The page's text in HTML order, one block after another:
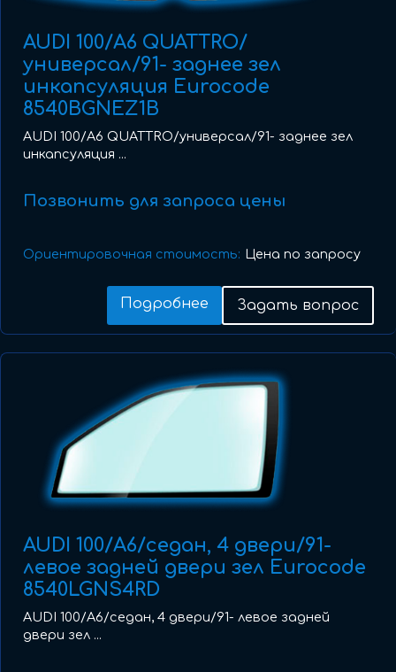
AUDI 100/A6 QUATTRO/
универсал/91- заднее зел
инкапсуляция Eurocode
8540BGNEZ1B
AUDI 100/A6 QUATTRO/универсал/91- заднее зел
инкапсуляция ...
Позвонить для запроса цены
Ориентировочная стоимость: Цена по запросу
Подробнее Задать вопрос
AUDI 100/A6/седан, 4 двери/91-
левое задней двери зел Eurocode
8540LGNS4RD
AUDI 100/A6/седан, 4 двери/91- левое задней
двери зел ...